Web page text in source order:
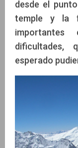
Alex
desde el
temple y la
dificultades,
esperado